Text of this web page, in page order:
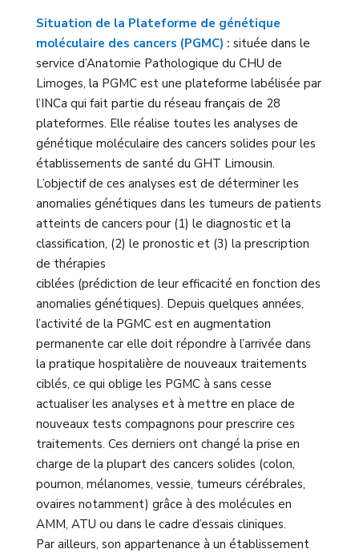
Situation de la Plateforme de génétique
moléculaire des cancers (PGMC) : située dans le
service d’Anatomie Pathologique du CHU de
Limoges, la PGMC est une plateforme labélisée par
l’INCa qui fait partie du réseau français de 28
plateformes. Elle réalise toutes les analyses de
génétique moléculaire des cancers solides pour les
établissements de santé du GHT Limousin.
L’objectif de ces analyses est de déterminer les
anomalies génétiques dans les tumeurs de patients
atteints de cancers pour (1) le diagnostic et la
classification, (2) le pronostic et (3) la prescription
de thérapies
ciblées (prédiction de leur efficacité en fonction des
anomalies génétiques). Depuis quelques années,
l’activité de la PGMC est en augmentation
permanente car elle doit répondre à l’arrivée dans
la pratique hospitalière de nouveaux traitements
ciblés, ce qui oblige les PGMC à sans cesse
actualiser les analyses et à mettre en place de
nouveaux tests compagnons pour prescrire ces
traitements. Ces derniers ont changé la prise en
charge de la plupart des cancers solides (colon,
poumon, mélanomes, vessie, tumeurs cérébrales,
ovaires notamment) grâce à des molécules en
AMM, ATU ou dans le cadre d’essais cliniques.
Par ailleurs, son appartenance à un établissement